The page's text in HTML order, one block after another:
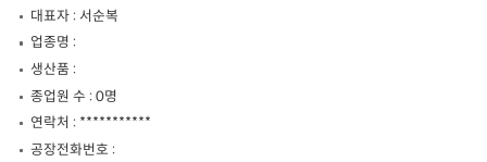
대표자 : 서순복
업종명 :
생산품 :
종업원 수 : 0명
연락처 : ***********
공장전화번호 :